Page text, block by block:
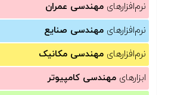
نرم‌افزارهای مهندسی عمران
نرم‌افزارهای مهندسی صنایع
نرم‌افزارهای مهندسی مکانیک
ابزارهای مهندسی کامپیوتر